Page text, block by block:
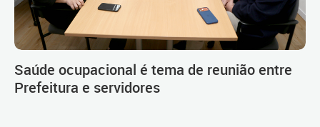
Saúde ocupacional é tema de reunião entre
Prefeitura e servidores